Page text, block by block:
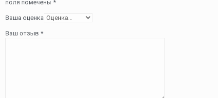
поля помечены*
Ваша оценка
Ваш отзыв*